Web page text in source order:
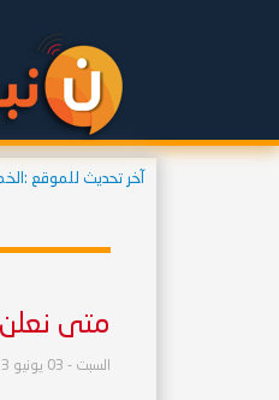
آخر تحديث للموقع : الخميس -
متى نعلن
السبت - 03 يونيو 2023 - الساعة 10:49 ص